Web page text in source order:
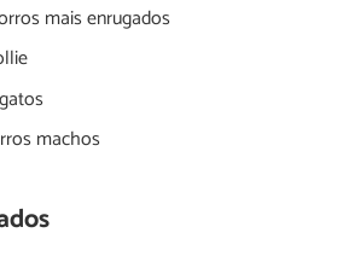
mais enrugados
machos